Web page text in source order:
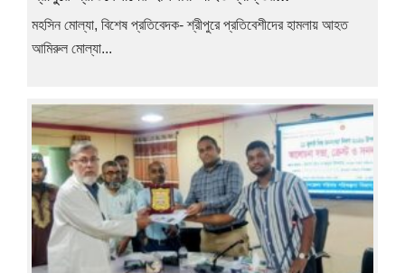
মহসিন মোল্যা, বিশেষ প্রতিবেদক- শ্রীপুরে প্রতিবেশীদের হামলায় আহত
আমিরুল মোল্যা...